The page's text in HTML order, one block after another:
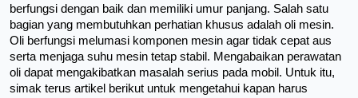
berfungsi dengan baik dan memiliki umur panjang. Salah satu
bagian yang membutuhkan perhatian khusus adalah oli mesin.
Oli berfungsi melumasi komponen mesin agar tidak cepat aus
serta menjaga suhu mesin tetap stabil. Mengabaikan perawatan
oli dapat mengakibatkan masalah serius pada mobil. Untuk itu,
simak terus artikel berikut untuk mengetahui kapan harus